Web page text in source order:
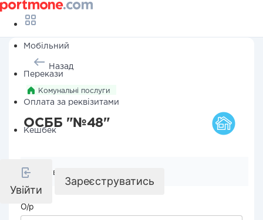
Мобільний
Перекази
Оплата за реквізитами
Кешбек
Увійти
Зареєструватись
Назад
Комунальні послуги
ОСББ "№48"
Реквізити компанії
О/р